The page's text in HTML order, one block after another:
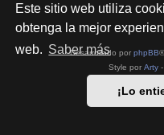
Este sitio web utiliza
obtenga la mejor
web. Saber más
¡Lo
Desarrollado por phpBB
Style por Arty